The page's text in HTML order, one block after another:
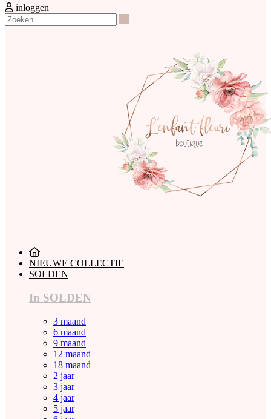
inloggen
NIEUWE COLLECTIE
SOLDEN
In SOLDEN
3 maand
6 maand
9 maand
12 maand
18 maand
2 jaar
3 jaar
4 jaar
5 jaar